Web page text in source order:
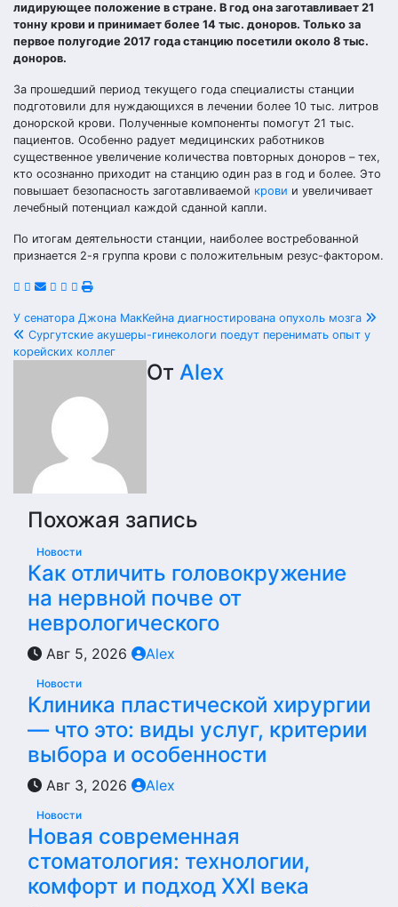
лидирующее положение в стране. В год она заготавливает 21
тонну крови и принимает более 14 тыс. доноров. Только за
первое полугодие 2017 года станцию посетили около 8 тыс.
доноров.
За прошедший период текущего года специалисты станции
подготовили для нуждающихся в лечении более 10 тыс. литров
донорской крови. Полученные компоненты помогут 21 тыс.
пациентов. Особенно радует медицинских работников
существенное увеличение количества повторных доноров – тех,
кто осознанно приходит на станцию один раз в год и более. Это
повышает безопасность заготавливаемой крови и увеличивает
лечебный потенциал каждой сданной капли.
По итогам деятельности станции, наиболее востребованной
признается 2-я группа крови с положительным резус-фактором.
Навигация
по
записям
У сенатора Джона МакКейна диагностирована опухоль мозга
Сургутские акушеры-гинекологи поедут перенимать опыт у
корейских коллег
От Alex
Похожая запись
Новости
Как отличить головокружение
на нервной почве от
неврологического
Авг 5, 2026 Alex
Новости
Клиника пластической хирургии
— что это: виды услуг, критерии
выбора и особенности
Авг 3, 2026 Alex
Новости
Новая современная
стоматология: технологии,
комфорт и подход XXI века